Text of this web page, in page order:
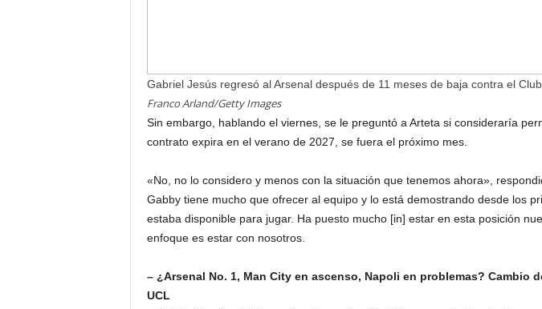
Gabriel Jesús regresó al Arsenal después de 11 meses de baja contra el
Franco Arland/Getty Images
Sin embargo, hablando el viernes, se le preguntó a Arteta si consideraría
contrato expira en el verano de 2027, se fuera el próximo mes.
«No, no lo considero y menos con la situación que tenemos ahora»,
Gabby tiene mucho que ofrecer al equipo y lo está demostrando desde los
estaba disponible para jugar. Ha puesto mucho [in] estar en esta posición
enfoque es estar con nosotros.
– ¿Arsenal No. 1, Man City en ascenso, Napoli en problemas? Cambio
UCL